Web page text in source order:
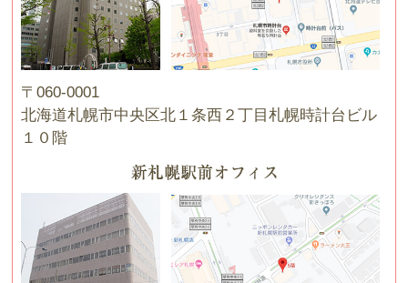
〒060-0001
北海道札幌市中央区北１条西２丁目札幌時計台ビル
１０階